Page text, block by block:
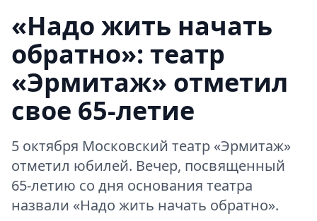
«Надо жить начать
обратно»: театр
«Эрмитаж» отметил
свое 65-летие
5 октября Московский театр «Эрмитаж»
отметил юбилей. Вечер, посвященный
65-летию со дня основания театра
назвали «Надо жить начать обратно».